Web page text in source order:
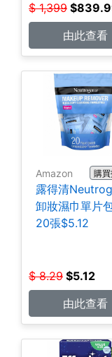
$ 1,399 $
由此查看
Amazon 購
露得清
卸妝濕巾單片
20張$5.12
$ 8.29 $5.12
由此查看